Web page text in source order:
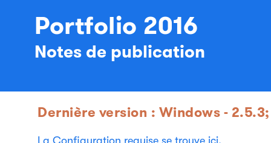
Portfolio 2016
Notes de publication
Dernière version : Windows -
La Configuration requise se trouve ici.